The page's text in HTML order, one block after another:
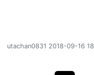
utachan0831 2018-09-16